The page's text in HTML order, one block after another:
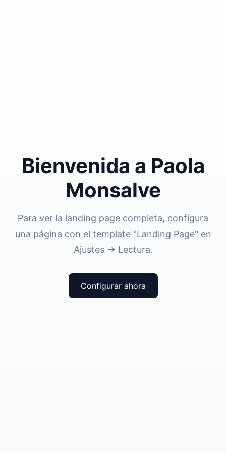
Bienvenida a Paola
Monsalve
Para ver la landing page completa, configura
una página con el template "Landing Page" en
Ajustes → Lectura.
Configurar ahora